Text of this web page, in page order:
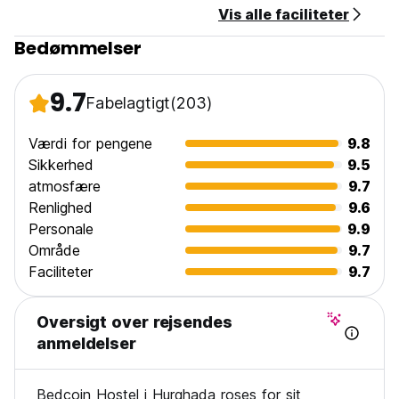
24 timers reception.
Intet udgangsforbud. (Auto-translated from original
Vis alle faciliteter
Bedømmelser
9.7Fabelagtigt(203)
Værdi for pengene
9.8
Sikkerhed
9.5
atmosfære
9.7
Renlighed
9.6
Personale
9.9
Område
9.7
Faciliteter
9.7
Oversigt over rejsendes
anmeldelser
Bedcoin Hostel i Hurghada roses for sit